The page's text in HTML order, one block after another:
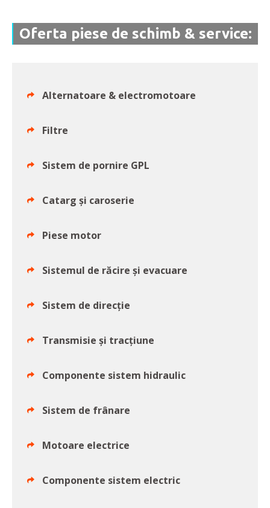
Oferta piese de schimb & service:
Alternatoare & electromotoare
Filtre
Sistem de pornire GPL
Catarg și caroserie
Piese motor
Sistemul de răcire și evacuare
Sistem de direcție
Transmisie și tracțiune
Componente sistem hidraulic
Sistem de frânare
Motoare electrice
Componente sistem electric